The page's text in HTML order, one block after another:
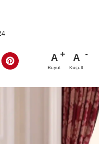
A
Büyüt
A
Küçült